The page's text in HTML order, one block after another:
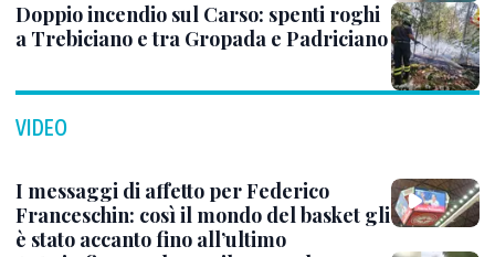
Doppio incendio sul Carso: spenti roghi
a Trebiciano e tra Gropada e Padriciano
VIDEO
I messaggi di affetto per Federico
Franceschin: così il mondo del basket gli
è stato accanto fino all’ultimo